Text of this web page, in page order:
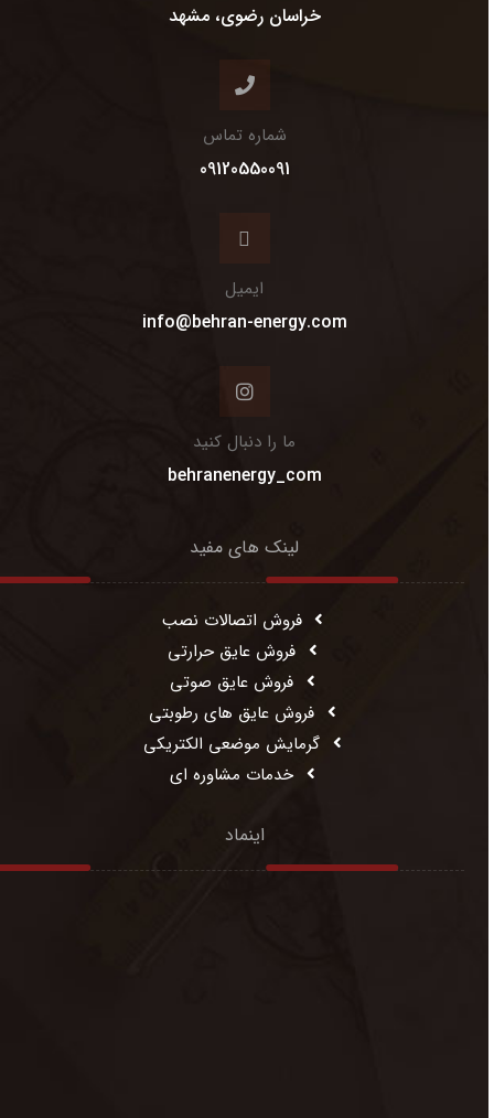
خراسان رضوی، مشهد
شماره تماس
09120550091
ایمیل
info@behran-energy.com
ما را دنبال کنید
behranenergy_com
لینک های مفید
فروش اتصالات نصب
فروش عایق حرارتی
فروش عایق صوتی
فروش عایق های رطوبتی
گرمایش موضعی الکتریکی
خدمات مشاوره ای
اینماد